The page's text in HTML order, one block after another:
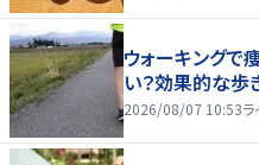
ウォーキングで
い？効果的な歩
2026/08/07 10:53ラ